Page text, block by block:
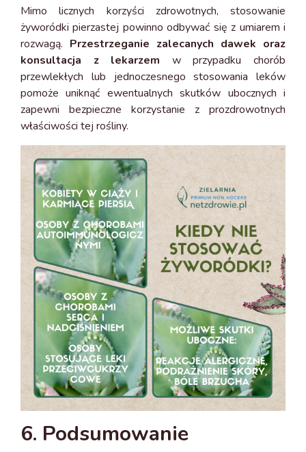
Mimo licznych korzyści zdrowotnych, stosowanie
żyworódki pierzastej powinno odbywać się z umiarem i
rozwagą. Przestrzeganie zalecanych dawek oraz
konsultacja z lekarzem w przypadku chorób
przewlekłych lub jednoczesnego stosowania leków
pomoże uniknąć ewentualnych skutków ubocznych i
zapewni bezpieczne korzystanie z prozdrowotnych
właściwości tej rośliny.
6. Podsumowanie